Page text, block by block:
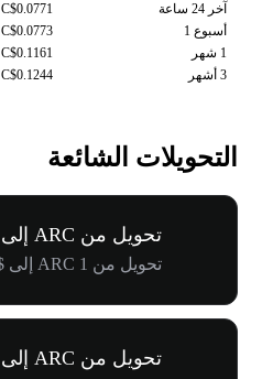
آخر 24 ساعة
C$0.0771
أسبوع 1
C$0.0773
1 شهر
C$0.1161
3 أشهر
C$0.1244
التحويلات الشائعة
تحويل من ARC إلى USD
تحويل من 1 ARC إلى $0.0527
تحويل من ARC إلى PHP